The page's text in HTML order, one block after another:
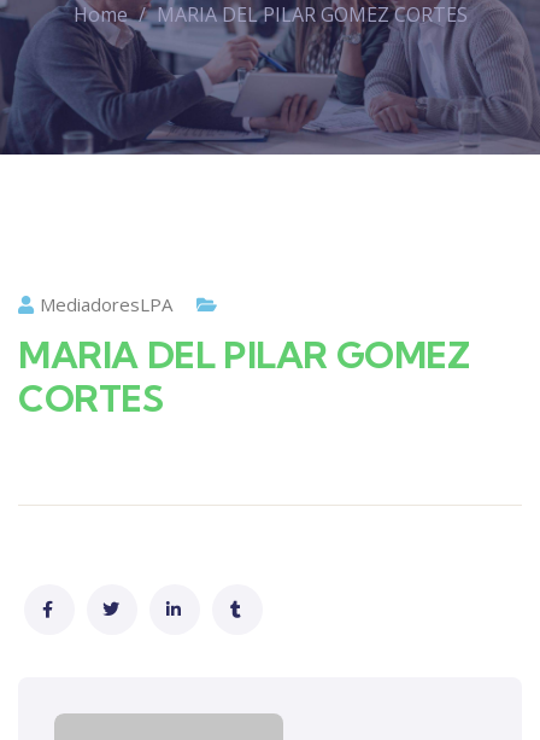
Home MARIA DEL PILAR GOMEZ CORTES
MediadoresLPA
MARIA DEL PILAR GOMEZ
CORTES